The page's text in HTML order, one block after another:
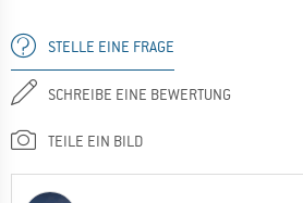
STELLE EINE FRAGE
SCHREIBE EINE BEWERTUNG
TEILE EIN BILD